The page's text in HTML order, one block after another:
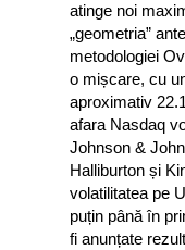
atinge noi
„geometria”
metodologiei
o mișcare, cu
aproximativ
afara Nasdaq
Johnson &
Halliburton și
volatilitatea pe
puțin până în
fi anunțate